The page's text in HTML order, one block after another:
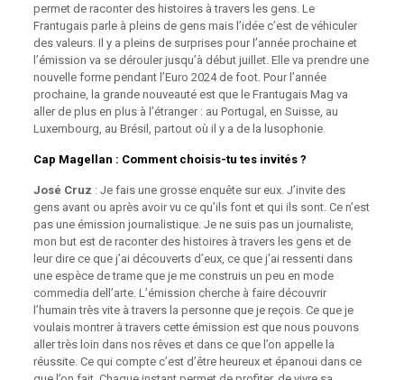
permet de raconter des histoires à travers les gens. Le
Frantugais parle à pleins de gens mais l’idée c’est de véhiculer
des valeurs. Il y a pleins de surprises pour l’année prochaine et
l’émission va se dérouler jusqu’à début juillet. Elle va prendre une
nouvelle forme pendant l’Euro 2024 de foot. Pour l’année
prochaine, la grande nouveauté est que le Frantugais Mag va
aller de plus en plus à l’étranger : au Portugal, en Suisse, au
Luxembourg, au Brésil, partout où il y a de la lusophonie.
Cap Magellan : Comment choisis-tu tes invités ?
José Cruz : Je fais une grosse enquête sur eux. J’invite des
gens avant ou après avoir vu ce qu’ils font et qui ils sont. Ce n’est
pas une émission journalistique. Je ne suis pas un journaliste,
mon but est de raconter des histoires à travers les gens et de
leur dire ce que j’ai découverts d’eux, ce que j’ai ressenti dans
une espèce de trame que je me construis un peu en mode
commedia dell’arte. L’émission cherche à faire découvrir
l’humain très vite à travers la personne que je reçois. Ce que je
voulais montrer à travers cette émission est que nous pouvons
aller très loin dans nos rêves et dans ce que l’on appelle la
réussite. Ce qui compte c’est d’être heureux et épanoui dans ce